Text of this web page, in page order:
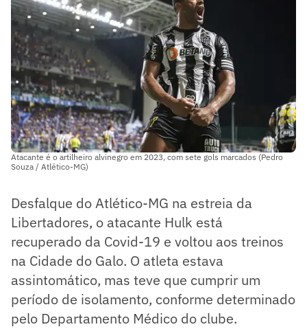
Atacante é o artilheiro alvinegro em 2023, com sete gols marcados (Pedro
Souza / Atlético-MG)
Desfalque do Atlético-MG na estreia da
Libertadores, o atacante Hulk está
recuperado da Covid-19 e voltou aos treinos
na Cidade do Galo. O atleta estava
assintomático, mas teve que cumprir um
período de isolamento, conforme determinado
pelo Departamento Médico do clube.